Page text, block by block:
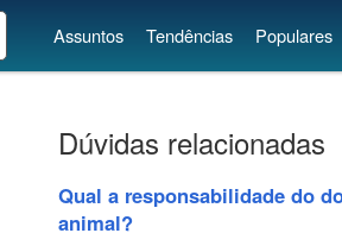
Assuntos Tendências Populares
Dúvidas relacionadas
Qual a responsabilidade do
animal?